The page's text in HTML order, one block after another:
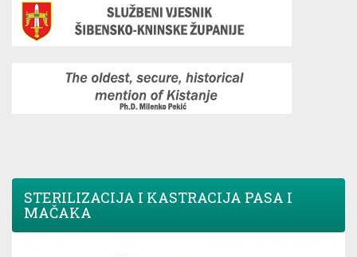
STERILIZACIJA I KASTRACIJA PASA I
MAČAKA